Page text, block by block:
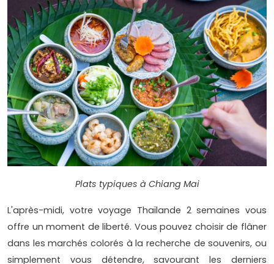
Plats typiques à Chiang Mai
L'après-midi, votre voyage Thaïlande 2 semaines vous
offre un moment de liberté. Vous pouvez choisir de flâner
dans les marchés colorés à la recherche de souvenirs, ou
simplement vous détendre, savourant les derniers